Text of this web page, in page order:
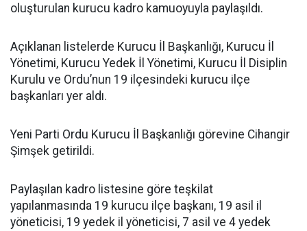
oluşturulan kurucu kadro kamuoyuyla paylaşıldı.
Açıklanan listelerde Kurucu İl Başkanlığı, Kurucu İl
Yönetimi, Kurucu Yedek İl Yönetimi, Kurucu İl Disiplin
Kurulu ve Ordu’nun 19 ilçesindeki kurucu ilçe
başkanları yer aldı.
Yeni Parti Ordu Kurucu İl Başkanlığı görevine Cihangir
Şimşek getirildi.
Paylaşılan kadro listesine göre teşkilat
yapılanmasında 19 kurucu ilçe başkanı, 19 asil il
yöneticisi, 19 yedek il yöneticisi, 7 asil ve 4 yedek